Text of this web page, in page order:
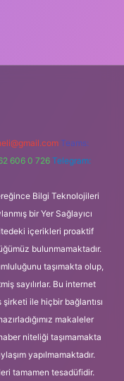
Teams:
606 0 726 Telegram:
Bilgi Teknolojileri
bir Yer Sağlayıcı
içerikleri proaktif
bulunmamaktadır.
taşımakta olup,
sayılırlar. Bu internet
ile hiçbir bağlantısı
makaleler
niteliği taşımamakta
yapılmamaktadır.
tamamen tesadüfidir.